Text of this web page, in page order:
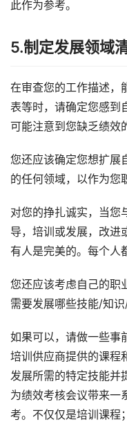
此作为参考。
5.制定发展领域
在审查您的工作描述，
表等时，请确定您感到
可能注意到您缺乏绩效
您还应该确定您想扩展
的任何领域，以作为您
对您的挣扎诚实，当您
导，培训或发展，改进
有人是完美的。每个人
您还应该考虑自己的职
需要发展哪些技能/知
如果可以，请做一些事
培训供应商提供的课程
发展所需的特定技能并
为绩效考核会议带来一
考。不仅仅是培训课程